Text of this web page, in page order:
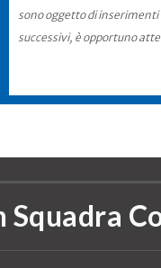
sono oggetto di
successivi, è opportuno
Squadra